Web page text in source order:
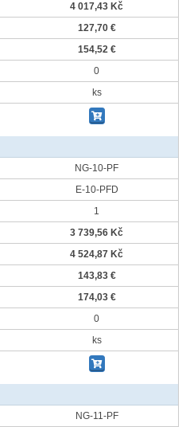
4 017,43 Kč
127,70 €
154,52 €
0
ks
NG-10-PF
E-10-PFD
1
3 739,56 Kč
4 524,87 Kč
143,83 €
174,03 €
0
ks
NG-11-PF